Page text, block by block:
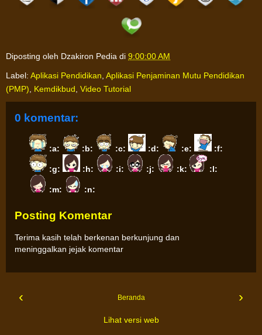
Diposting oleh Dzakiron Pedia di 9:00:00 AM
Label: Aplikasi Pendidikan Aplikasi Penjaminan Mutu Pendidikan
(PMP)
Kemdikbud Video Tutorial
0 komentar:
:a: :b: :c: :d: :e: :f:
:g: :h: :i: :j: :k: :l:
:m: :n:
Posting Komentar
Terima kasih telah berkenan berkunjung dan
meninggalkan jejak komentar
‹ ›
Beranda
Lihat versi web